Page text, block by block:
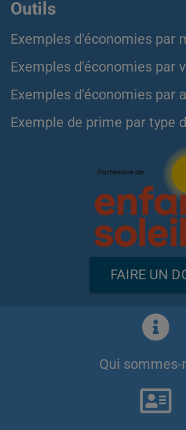
Outils
Exemples d'économies par
Exemples d'économies par
Exemples d'économies par
Exemple de prime par type
FAIRE UN
Qui sommes-